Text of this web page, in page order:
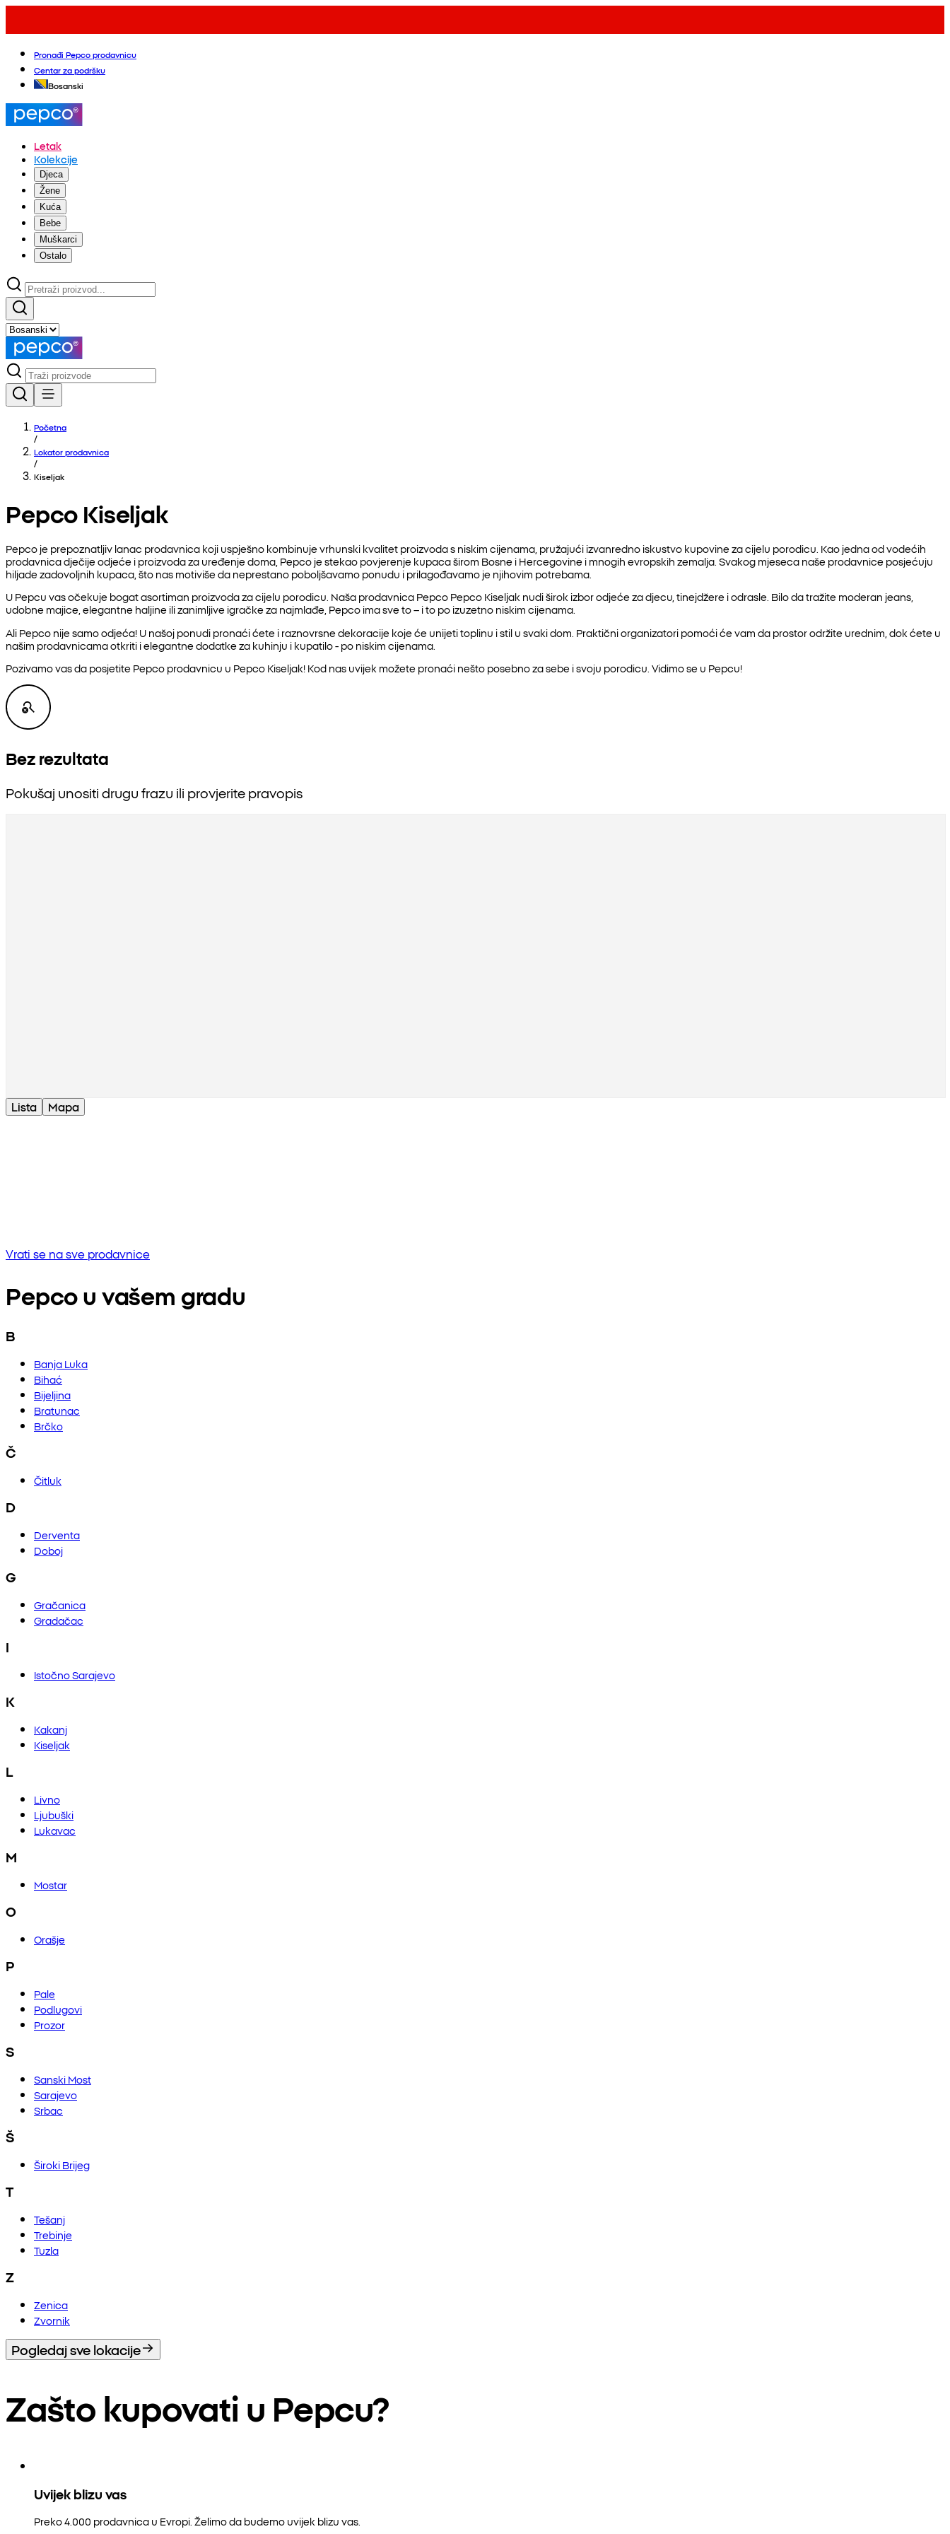
Pronađi Pepco prodavnicu
Centar za podršku
Bosanski
Letak
Kolekcije
Djeca
Žene
Kuća
Bebe
Muškarci
Ostalo
Početna
/
Lokator prodavnica
/
Kiseljak
Pepco Kiseljak
Pepco je prepoznatljiv lanac prodavnica koji uspješno kombinuje vrhunski kvalitet proizvoda s niskim cijenama, pružajući izvanredno iskustvo kupovine za cijelu porodicu. Kao jedna od vodećih
prodavnica dječije odjeće i proizvoda za uređenje doma, Pepco je stekao povjerenje kupaca širom Bosne i Hercegovine i mnogih evropskih zemalja. Svakog mjeseca naše prodavnice posjećuju
hiljade zadovoljnih kupaca, što nas motiviše da neprestano poboljšavamo ponudu i prilagođavamo je njihovim potrebama.
U Pepcu vas očekuje bogat asortiman proizvoda za cijelu porodicu. Naša prodavnica Pepco Pepco Kiseljak nudi širok izbor odjeće za djecu, tinejdžere i odrasle. Bilo da tražite moderan jeans,
udobne majice, elegantne haljine ili zanimljive igračke za najmlađe, Pepco ima sve to – i to po izuzetno niskim cijenama.
Ali Pepco nije samo odjeća! U našoj ponudi pronaći ćete i raznovrsne dekoracije koje će unijeti toplinu i stil u svaki dom. Praktični organizatori pomoći će vam da prostor održite urednim, dok ćete u
našim prodavnicama otkriti i elegantne dodatke za kuhinju i kupatilo - po niskim cijenama.
Pozivamo vas da posjetite Pepco prodavnicu u Pepco Kiseljak! Kod nas uvijek možete pronaći nešto posebno za sebe i svoju porodicu. Vidimo se u Pepcu!
Bez rezultata
Pokušaj unositi drugu frazu ili provjerite pravopis
Lista Mapa
Vrati se na sve prodavnice
Pepco u vašem gradu
B
Banja Luka
Bihać
Bijeljina
Bratunac
Brčko
Č
Čitluk
D
Derventa
Doboj
G
Gračanica
Gradačac
I
Istočno Sarajevo
K
Kakanj
Kiseljak
L
Livno
Ljubuški
Lukavac
M
Mostar
O
Orašje
P
Pale
Podlugovi
Prozor
S
Sanski Most
Sarajevo
Srbac
Š
Široki Brijeg
T
Tešanj
Trebinje
Tuzla
Z
Zenica
Zvornik
Pogledaj sve lokacije
Zašto kupovati u Pepcu?
Uvijek blizu vas
Preko 4.000 prodavnica u Evropi. Želimo da budemo uvijek blizu vas.